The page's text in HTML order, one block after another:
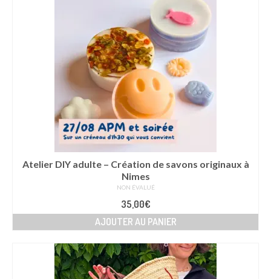
Atelier DIY adulte – Création de savons originaux à
Nimes
NON ÉVALUÉ
35,00€
AJOUTER AU PANIER